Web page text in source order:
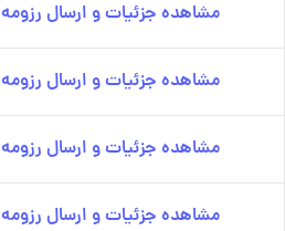
مشاهده جزئیات و ارسال رزومه
مشاهده جزئیات و ارسال رزومه
مشاهده جزئیات و ارسال رزومه
مشاهده جزئیات و ارسال رزومه